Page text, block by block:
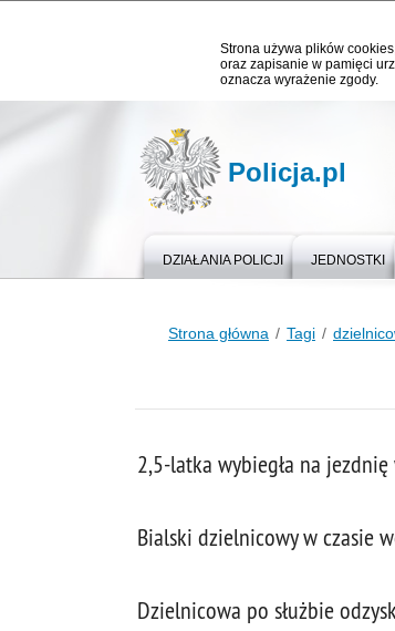
Strona używa plików
oraz zapisanie w pamięci
oznacza wyrażenie zgody.
Policja.pl
DZIAŁANIA POLICJI JEDNOSTKI
Strona główna Tagi
2,5-latka wybiegła na
Bialski dzielnicowy w czasie
Dzielnicowa po służbie